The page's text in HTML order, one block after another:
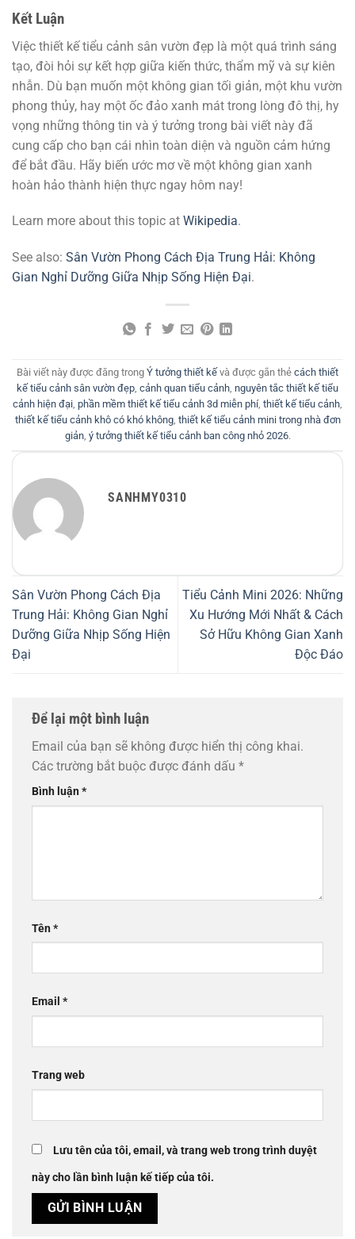
Kết Luận
Việc thiết kế tiểu cảnh sân vườn đẹp là một quá trình sáng
tạo, đòi hỏi sự kết hợp giữa kiến thức, thẩm mỹ và sự kiên
nhẫn. Dù bạn muốn một không gian tối giản, một khu vườn
phong thủy, hay một ốc đảo xanh mát trong lòng đô thị, hy
vọng những thông tin và ý tưởng trong bài viết này đã
cung cấp cho bạn cái nhìn toàn diện và nguồn cảm hứng
để bắt đầu. Hãy biến ước mơ về một không gian xanh
hoàn hảo thành hiện thực ngay hôm nay!
Learn more about this topic at Wikipedia.
See also: Sân Vườn Phong Cách Địa Trung Hải: Không
Gian Nghỉ Dưỡng Giữa Nhịp Sống Hiện Đại.
Bài viết này được đăng trong Ý tưởng thiết kế và được gắn thẻ cách thiết
kế tiểu cảnh sân vườn đẹp, cảnh quan tiểu cảnh, nguyên tắc thiết kế tiểu
cảnh hiện đại, phần mềm thiết kế tiểu cảnh 3d miễn phí, thiết kế tiểu cảnh,
thiết kế tiểu cảnh khô có khó không, thiết kế tiểu cảnh mini trong nhà đơn
giản, ý tưởng thiết kế tiểu cảnh ban công nhỏ 2026.
SANHMY0310
Sân Vườn Phong Cách Địa
Trung Hải: Không Gian Nghỉ
Dưỡng Giữa Nhịp Sống Hiện
Đại
Tiểu Cảnh Mini 2026: Những
Xu Hướng Mới Nhất & Cách
Sở Hữu Không Gian Xanh
Độc Đáo
Để lại một bình luận
Email của bạn sẽ không được hiển thị công khai.
Các trường bắt buộc được đánh dấu *
Bình luận*
Tên*
Email *
Trang web
Lưu tên của tôi, email, và trang web trong trình duyệt
này cho lần bình luận kế tiếp của tôi.